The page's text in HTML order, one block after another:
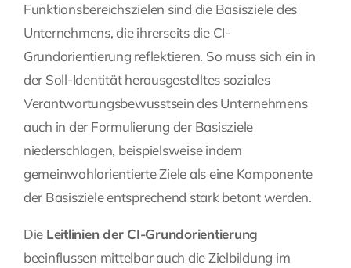
Funktionsbereichszielen sind die Basisziele des
Unternehmens, die ihrerseits die CI-
Grundorientierung reflektieren. So muss sich ein in
der Soll-Identität herausgestelltes soziales
Verantwortungsbewusstsein des Unternehmens
auch in der Formulierung der Basisziele
niederschlagen, beispielsweise indem
gemeinwohlorientierte Ziele als eine Komponente
der Basisziele entsprechend stark betont werden.
Die Leitlinien der CI-Grundorientierung
beeinflussen mittelbar auch die Zielbildung im